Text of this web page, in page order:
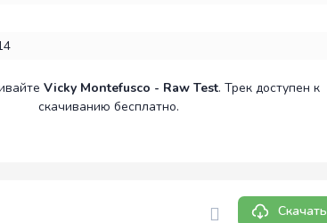
Vicky Montefusco - Raw Test. Трек доступен к
скачиванию бесплатно.
Скачать